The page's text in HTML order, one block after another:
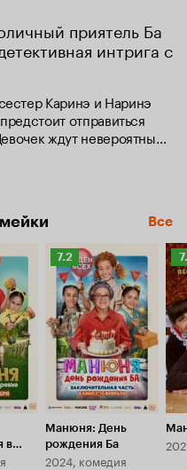
приятель Ба
интрига с
Каринэ и Наринэ
отправиться
ждут невероятные
неожиданные встречи
Все
в
Рейтинг
Кинопоиска
7.2
7.2
Манюня: День
рождения Ба
2024, комедия
7.1